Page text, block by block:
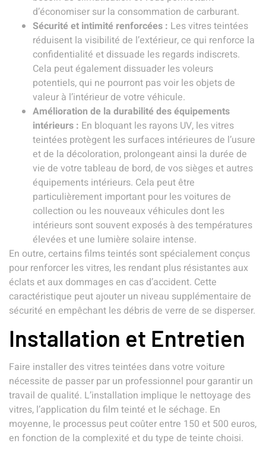
d’économiser sur la consommation de carburant.
Sécurité et intimité renforcées : Les vitres teintées
réduisent la visibilité de l’extérieur, ce qui renforce la
confidentialité et dissuade les regards indiscrets.
Cela peut également dissuader les voleurs
potentiels, qui ne pourront pas voir les objets de
valeur à l’intérieur de votre véhicule.
Amélioration de la durabilité des équipements
intérieurs : En bloquant les rayons UV, les vitres
teintées protègent les surfaces intérieures de l’usure
et de la décoloration, prolongeant ainsi la durée de
vie de votre tableau de bord, de vos sièges et autres
équipements intérieurs. Cela peut être
particulièrement important pour les voitures de
collection ou les nouveaux véhicules dont les
intérieurs sont souvent exposés à des températures
élevées et une lumière solaire intense.
En outre, certains films teintés sont spécialement conçus
pour renforcer les vitres, les rendant plus résistantes aux
éclats et aux dommages en cas d’accident. Cette
caractéristique peut ajouter un niveau supplémentaire de
sécurité en empêchant les débris de verre de se disperser.
Installation et Entretien
Faire installer des vitres teintées dans votre voiture
nécessite de passer par un professionnel pour garantir un
travail de qualité. L’installation implique le nettoyage des
vitres, l’application du film teinté et le séchage. En
moyenne, le processus peut coûter entre 150 et 500 euros,
en fonction de la complexité et du type de teinte choisi.